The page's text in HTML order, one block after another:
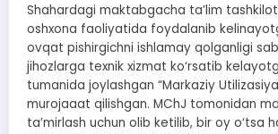
Shahardagi maktabgacha ta’lim
oshxona faoliyatida foydalanib
ovqat pishirgichni ishlamay qolganligi
jihozlarga texnik xizmat ko‘rsatib
tumanida joylashgan “Markaziy
murojaaat qilishgan. MChJ tomonidan
ta’mirlash uchun olib ketilib, bir oy o‘tsa